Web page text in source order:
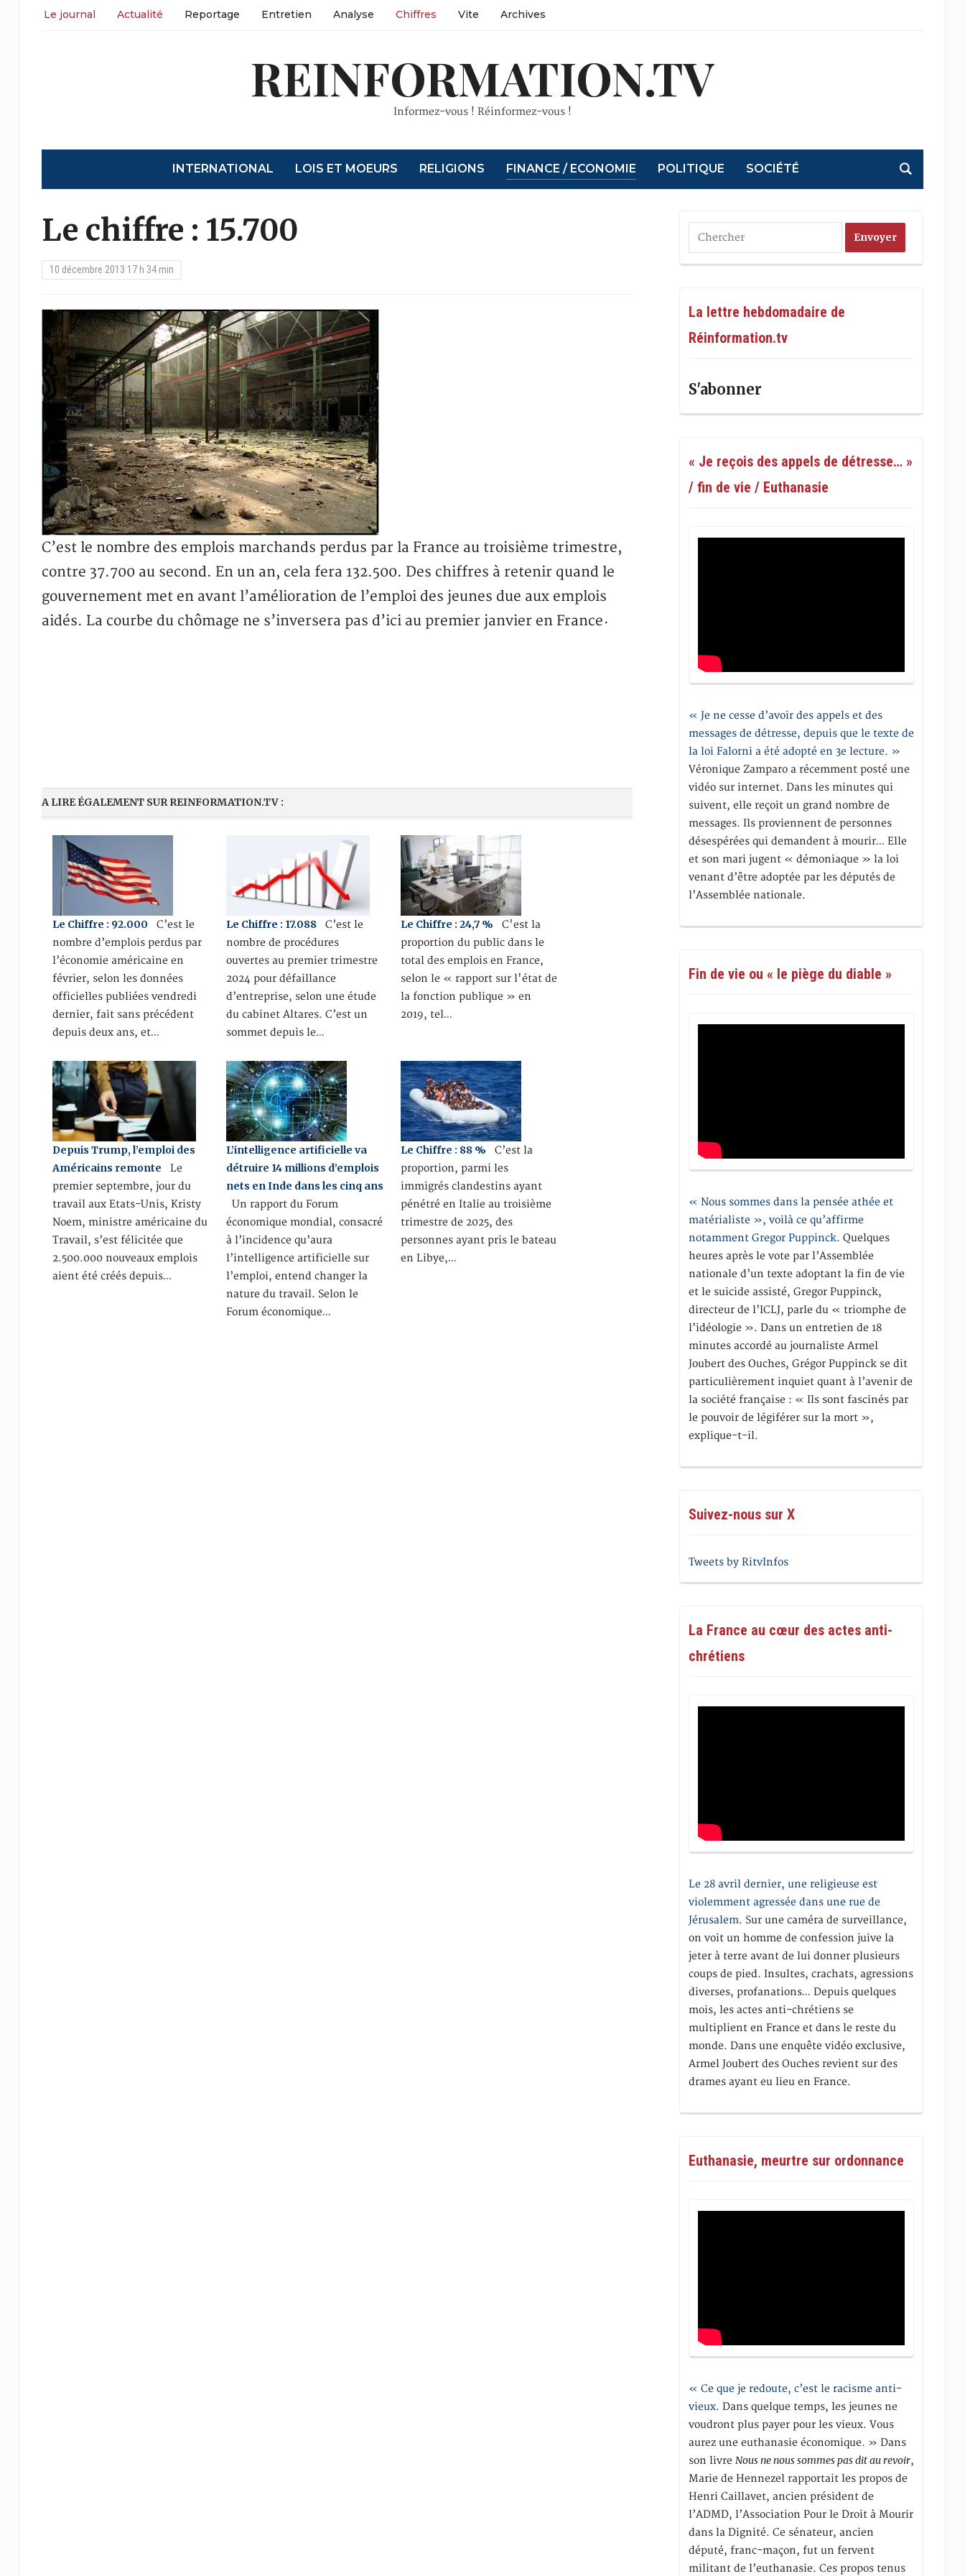
Le journal Actualité Reportage Entretien Analyse Chiffres Vite Archives
REINFORMATION.TV
Informez-vous ! Réinformez-vous !
INTERNATIONAL LOIS ET MOEURS RELIGIONS FINANCE / ECONOMIE POLITIQUE SOCIÉTÉ
Le chiffre : 15.700
10 décembre 2013 17 h 34 min
C’est le nombre des emplois marchands perdus par la France au troisième trimestre,
contre 37.700 au second. En un an, cela fera 132.500. Des chiffres à retenir quand le
gouvernement met en avant l’amélioration de l’emploi des jeunes due aux emplois
aidés. La courbe du chômage ne s’inversera pas d’ici au premier janvier en France·
A LIRE ÉGALEMENT SUR REINFORMATION.TV :
Le Chiffre : 92.000 C’est le
nombre d’emplois perdus par
l’économie américaine en
février, selon les données
officielles publiées vendredi
dernier, fait sans précédent
depuis deux ans, et…
Le Chiffre : 17.088 C’est le
nombre de procédures
ouvertes au premier trimestre
2024 pour défaillance
d’entreprise, selon une étude
du cabinet Altares. C’est un
sommet depuis le…
Le Chiffre : 24,7 % C'est la
proportion du public dans le
total des emplois en France,
selon le « rapport sur l'état de
la fonction publique » en
2019, tel…
Depuis Trump, l’emploi des
Américains remonte Le
premier septembre, jour du
travail aux Etats-Unis, Kristy
Noem, ministre américaine du
Travail, s’est félicitée que
2.500.000 nouveaux emplois
aient été créés depuis…
L’intelligence artificielle va
détruire 14 millions d’emplois
nets en Inde dans les cinq ans
Un rapport du Forum
économique mondial, consacré
à l’incidence qu’aura
l’intelligence artificielle sur
l’emploi, entend changer la
nature du travail. Selon le
Forum économique…
Le Chiffre : 88 % C’est la
proportion, parmi les
immigrés clandestins ayant
pénétré en Italie au troisième
trimestre de 2025, des
personnes ayant pris le bateau
en Libye,…
La lettre hebdomadaire de
Réinformation.tv
S'abonner
« Je reçois des appels de détresse… »
/ fin de vie / Euthanasie
« Je ne cesse d’avoir des appels et des
messages de détresse, depuis que le texte de
la loi Falorni a été adopté en 3e lecture. »
Véronique Zamparo a récemment posté une
vidéo sur internet. Dans les minutes qui
suivent, elle reçoit un grand nombre de
messages. Ils proviennent de personnes
désespérées qui demandent à mourir… Elle
et son mari jugent « démoniaque » la loi
venant d’être adoptée par les députés de
l’Assemblée nationale.
Fin de vie ou « le piège du diable »
« Nous sommes dans la pensée athée et
matérialiste », voilà ce qu’affirme
notamment Gregor Puppinck. Quelques
heures après le vote par l’Assemblée
nationale d’un texte adoptant la fin de vie
et le suicide assisté, Gregor Puppinck,
directeur de l’ICLJ, parle du « triomphe de
l’idéologie ». Dans un entretien de 18
minutes accordé au journaliste Armel
Joubert des Ouches, Grégor Puppinck se dit
particulièrement inquiet quant à l’avenir de
la société française : « Ils sont fascinés par
le pouvoir de légiférer sur la mort »,
explique-t-il.
Suivez-nous sur X
Tweets by RitvInfos
La France au cœur des actes anti-
chrétiens
Le 28 avril dernier, une religieuse est
violemment agressée dans une rue de
Jérusalem. Sur une caméra de surveillance,
on voit un homme de confession juive la
jeter à terre avant de lui donner plusieurs
coups de pied. Insultes, crachats, agressions
diverses, profanations… Depuis quelques
mois, les actes anti-chrétiens se
multiplient en France et dans le reste du
monde. Dans une enquête vidéo exclusive,
Armel Joubert des Ouches revient sur des
drames ayant eu lieu en France.
Euthanasie, meurtre sur ordonnance
« Ce que je redoute, c’est le racisme anti-
vieux. Dans quelque temps, les jeunes ne
voudront plus payer pour les vieux. Vous
aurez une euthanasie économique. » Dans
son livreNous ne nous sommes pas dit au revoir,
Marie de Hennezel rapportait les propos de
Henri Caillavet, ancien président de
l’ADMD, l’Association Pour le Droit à Mourir
dans la Dignité. Ce sénateur, ancien
député, franc-maçon, fut un fervent
militant de l’euthanasie. Ces propos tenus